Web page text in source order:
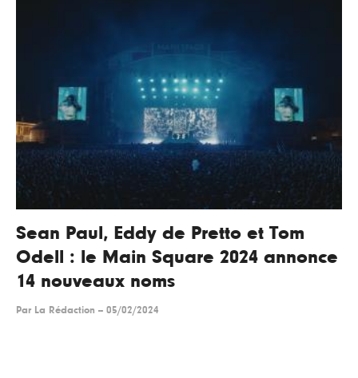
Sean Paul, Eddy de Pretto et Tom
Odell : le Main Square 2024 annonce
14 nouveaux noms
Par La Rédaction -- 05/02/2024